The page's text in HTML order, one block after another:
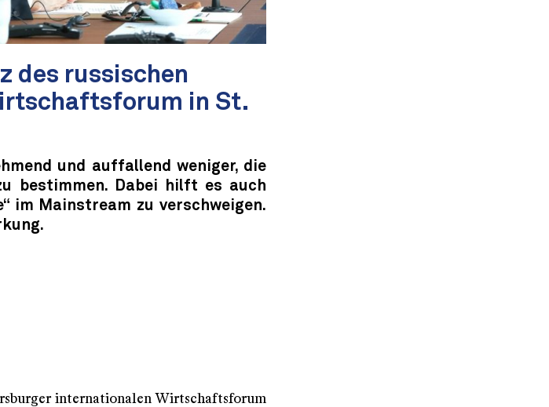
des russischen
in St.
und auffallend weniger, die
bestimmen. Dabei hilft es auch
im Mainstream zu verschweigen.
internationalen Wirtschaftsforum